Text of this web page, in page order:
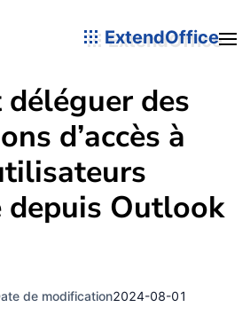
ExtendOffice
des
d’accès à
depuis Outlook
de modification2024-08-01